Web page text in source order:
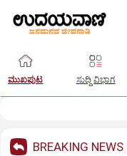
ಮುಖಪುಟ ಸುದ್ದಿ ವಿಭಾಗ
BREAKING NEWS